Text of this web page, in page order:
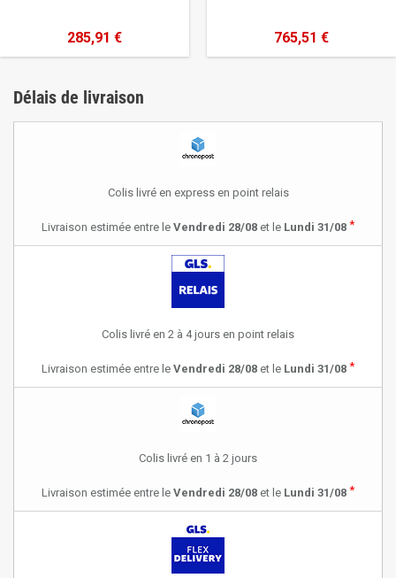
285,91 € 765,51 €
Délais de livraison
Colis livré en express en point relais
Livraison estimée entre le Vendredi 28/08 et le Lundi 31/08 *
Colis livré en 2 à 4 jours en point relais
Livraison estimée entre le Vendredi 28/08 et le Lundi 31/08 *
Colis livré en 1 à 2 jours
Livraison estimée entre le Vendredi 28/08 et le Lundi 31/08 *